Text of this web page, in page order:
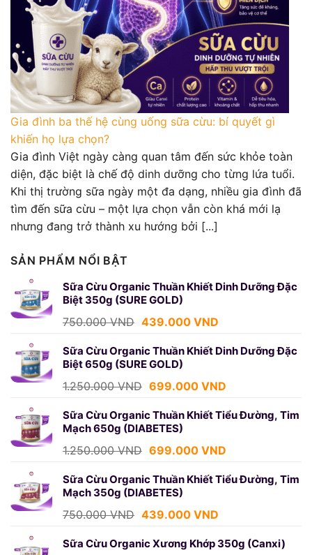
Gia đình ba thế hệ cùng uống sữa cừu: bí quyết gì
khiến họ lựa chọn?
Gia đình Việt ngày càng quan tâm đến sức khỏe toàn
diện, đặc biệt là chế độ dinh dưỡng cho từng lứa tuổi.
Khi thị trường sữa ngày một đa dạng, nhiều gia đình đã
tìm đến sữa cừu – một lựa chọn vẫn còn khá mới lạ
nhưng đang trở thành xu hướng bởi [...]
SẢN PHẨM NỔI BẬT
Sữa Cừu Organic Thuần Khiết Dinh Dưỡng Đặc
Biệt 350g (SURE GOLD)
750.000VND Giá
là:
750.000 VND.
439.000 VNDGiá
tại
439.000 VND.
Sữa Cừu Organic Thuần Khiết Dinh Dưỡng Đặc
Biệt 650g (SURE GOLD)
1.250.000VND Giá
là:
1.250.000 VND.
699.000 VNDGiá
tại
Sữa Cừu Organic Thuần Khiết Tiểu Đường, Tim
Mạch 650g (DIABETES)
1.250.000VND Giá
là:
1.250.000 VND.
699.000 VNDGiá
tại
Sữa Cừu Organic Thuần Khiết Tiểu Đường, Tim
Mạch 350g (DIABETES)
750.000VND Giá
là:
439.000 VNDGiá
tại
Sữa Cừu Organic Xương Khớp 350g (Canxi)